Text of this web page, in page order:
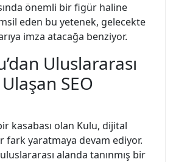
önemli bir figür haline
eden bu yetenek, gelecekte
imza atacağa benziyor.
Uluslararası
SEO
kasabası olan Kulu, dijital
fark yaratmaya devam ediyor.
alanda tanınmış bir